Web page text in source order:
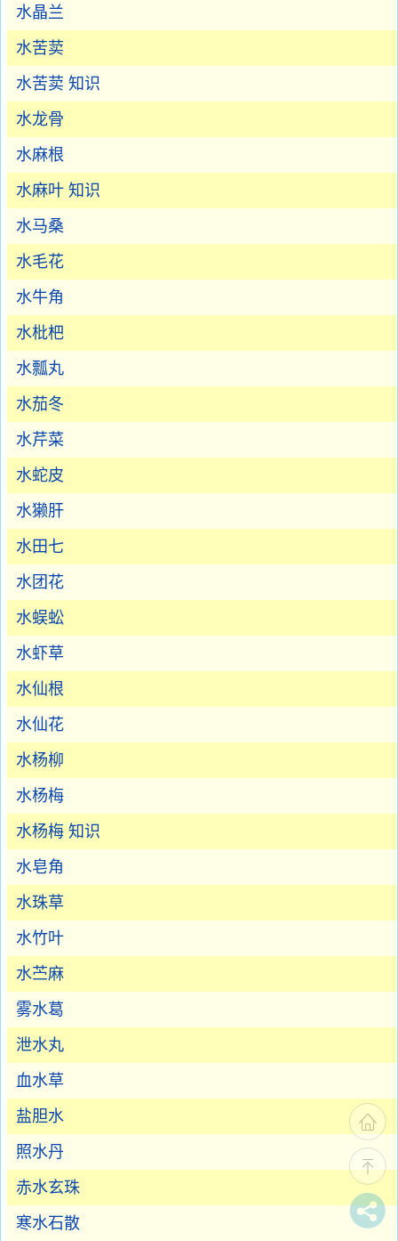
水晶兰
水苦荬
水苦荬 知识
水龙骨
水麻根
水麻叶 知识
水马桑
水毛花
水牛角
水枇杷
水瓢丸
水茄冬
水芹菜
水蛇皮
水獭肝
水田七
水团花
水蜈蚣
水虾草
水仙根
水仙花
水杨柳
水杨梅
水杨梅 知识
水皂角
水珠草
水竹叶
水苎麻
雾水葛
泄水丸
血水草
盐胆水
照水丹
赤水玄珠
寒水石散